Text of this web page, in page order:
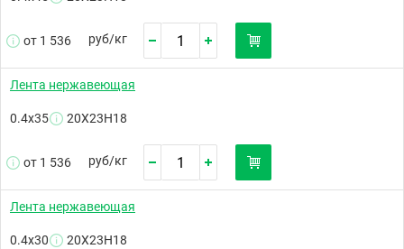
от 1 536 руб/кг
Лента нержавеющая
0.4х35 20Х23Н18
от 1 536 руб/кг
Лента нержавеющая
0.4х30 20Х23Н18